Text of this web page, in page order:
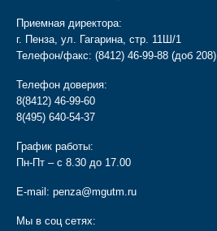
Приемная директора:
г. Пенза, ул. Гагарина, стр. 11Ш/1
Телефон/факс: (8412) 46-99-88 (доб 208)
Телефон доверия:
8(8412) 46-99-60
8(495) 640-54-37
График работы:
Пн-Пт – с 8.30 до 17.00
E-mail: penza@mgutm.ru
Мы в соц сетях: